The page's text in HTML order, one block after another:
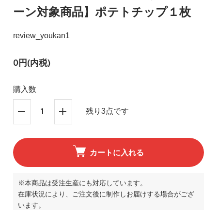
ーン対象商品】ポテトチップ１枚
review_youkan1
0円(内税)
購入数
残り3点です
カートに入れる
※本商品は受注生産にも対応しています。
在庫状況により、ご注文後に制作しお届けする場合がござ
います。